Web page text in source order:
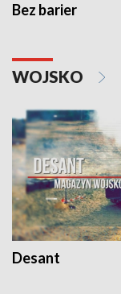
Bez barier
WOJSKO
Desant